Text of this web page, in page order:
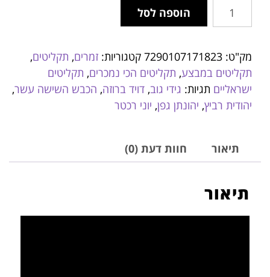
הוספה לסל
מק"ט: 7290107171823 קטגוריות: זמרים, תקליטים,
תקליטים במבצע, תקליטים הכי נמכרים, תקליטים
ישראליים תגיות: גידי גוב, דויד ברוזה, הכבש השישה עשר,
יהודית רביץ, יהונתן גפן, יוני רכטר
תיאור חוות דעת (0)
תיאור